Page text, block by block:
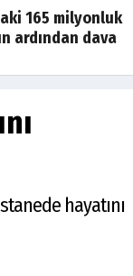
Son Dakika
165 milyonluk
ardından dava
hayatını